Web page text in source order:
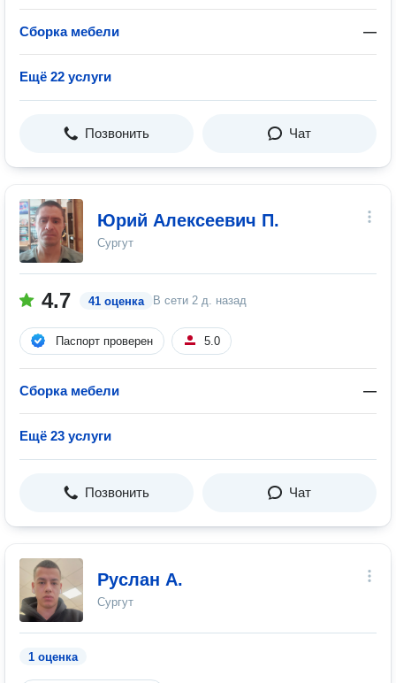
Сборка мебели —
Ещё 22 услуги
Позвонить Чат
Юрий Алексеевич П.
Сургут
4.7 41 оценка В сети 2 д. назад
Паспорт проверен 5.0
Сборка мебели —
Ещё 23 услуги
Позвонить Чат
Руслан А.
Сургут
1 оценка